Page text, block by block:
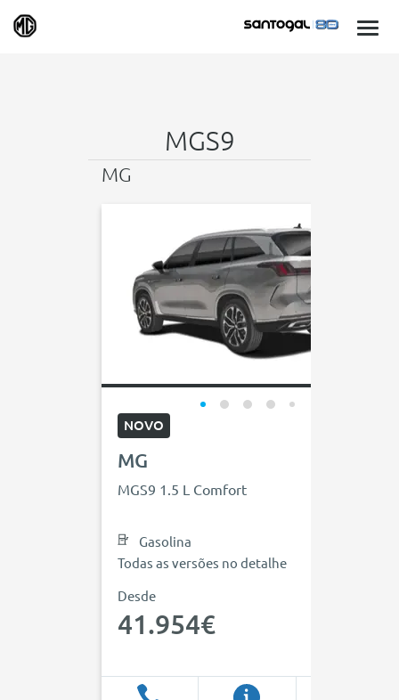
MGS9
MG
NOVO
MG
MGS9 1.5 L Comfort
Gasolina
Todas as versões no detalhe
Desde
41.954€